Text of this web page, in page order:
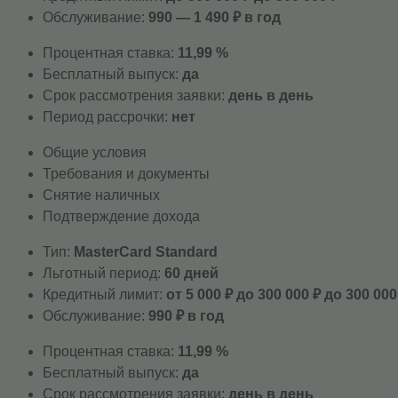
Обслуживание: 990 — 1 490 ₽ в год
Процентная ставка: 11,99 %
Бесплатный выпуск: да
Срок рассмотрения заявки: день в день
Период рассрочки: нет
Общие условия
Требования и документы
Снятие наличных
Подтверждение дохода
Тип: MasterСard Standard
Льготный период: 60 дней
Кредитный лимит: от 5 000 ₽ до 300 000 ₽ до 300
Обслуживание: 990 ₽ в год
Процентная ставка: 11,99 %
Бесплатный выпуск: да
Срок рассмотрения заявки: день в день